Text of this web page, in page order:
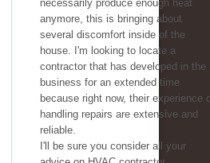
necessarily produce enough heat
anymore, this is bringing about
several discomfort inside of the
house. I'm looking to locate a
contractor that has developed in the
business for an extended time
because right now, their experience
handling repairs are extensive and
reliable.
I'll be sure you consider all your